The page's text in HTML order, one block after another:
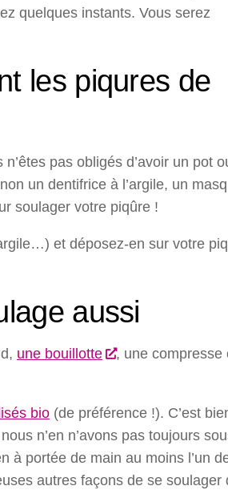
quelques instants. Vous serez
les piqures de
pas obligés d’avoir un pot
un dentifrice à l’argile, un
soulager votre piqûre !
et déposez-en sur votre
aussi
une bouillotte
, une
bio (de préférence !). C’est
n’en n’avons pas toujours
à portée de main au moins l’un
autres façons de se